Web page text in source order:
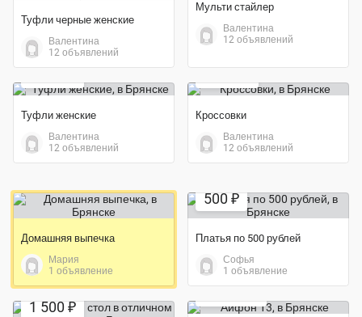
Туфли черные женские
Валентина
12 объявлений
Мульти стайлер
Валентина
12 объявлений
Туфли женские
Валентина
12 объявлений
Кроссовки
Валентина
12 объявлений
Домашняя выпечка
Мария
1 объявление
500 ₽
Платья по 500 рублей
Софья
1 объявление
1 500 ₽
Экономия 69%